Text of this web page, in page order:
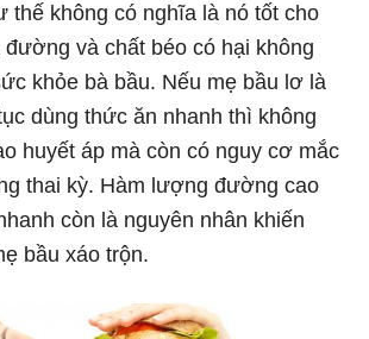
thế không có nghĩa là nó tốt cho
và chất béo có hại không
khỏe bà bầu. Nếu mẹ bầu lơ là
dùng thức ăn nhanh thì không
huyết áp mà còn có nguy cơ mắc
thai kỳ. Hàm lượng đường cao
còn là nguyên nhân khiến
bầu xáo trộn.